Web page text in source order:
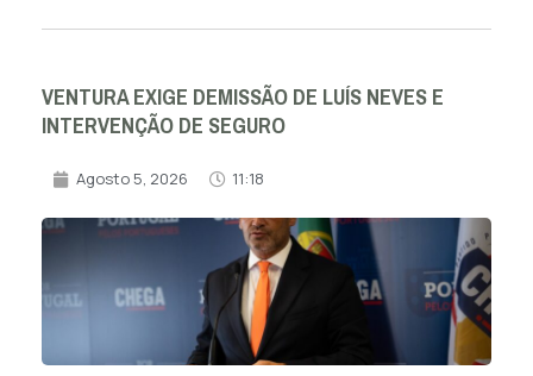
VENTURA EXIGE DEMISSÃO DE LUÍS NEVES E
INTERVENÇÃO DE SEGURO
Agosto 5, 2026 11:18